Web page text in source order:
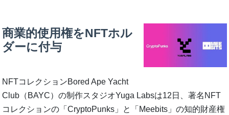
商業的使用権をNFTホル
ダーに付与
NFTコレクションBored Ape Yacht
Club（BAYC）の制作スタジオYuga Labsは12日、著名NFT
コレクションの「CryptoPunks」と「Meebits」の知的財産権